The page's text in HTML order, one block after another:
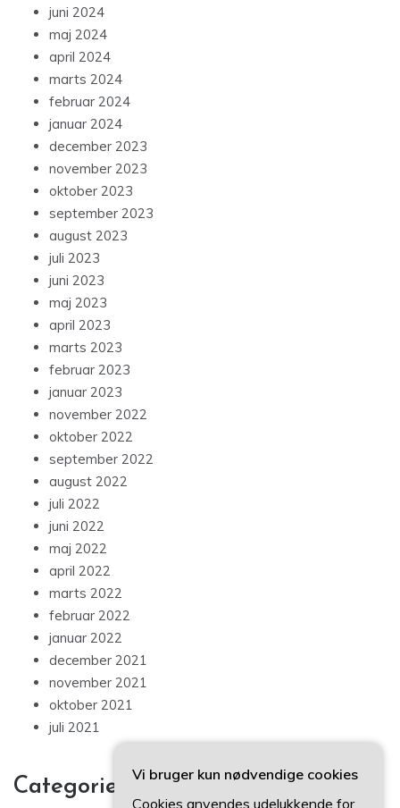
juni 2024
maj 2024
april 2024
marts 2024
februar 2024
januar 2024
december 2023
november 2023
oktober 2023
september 2023
august 2023
juli 2023
juni 2023
maj 2023
april 2023
marts 2023
februar 2023
januar 2023
november 2022
oktober 2022
september 2022
august 2022
juli 2022
juni 2022
maj 2022
april 2022
marts 2022
februar 2022
januar 2022
december 2021
november 2021
oktober 2021
juli 2021
Categories
Vi bruger kun nødvendige cookies
Cookies anvendes udelukkende for